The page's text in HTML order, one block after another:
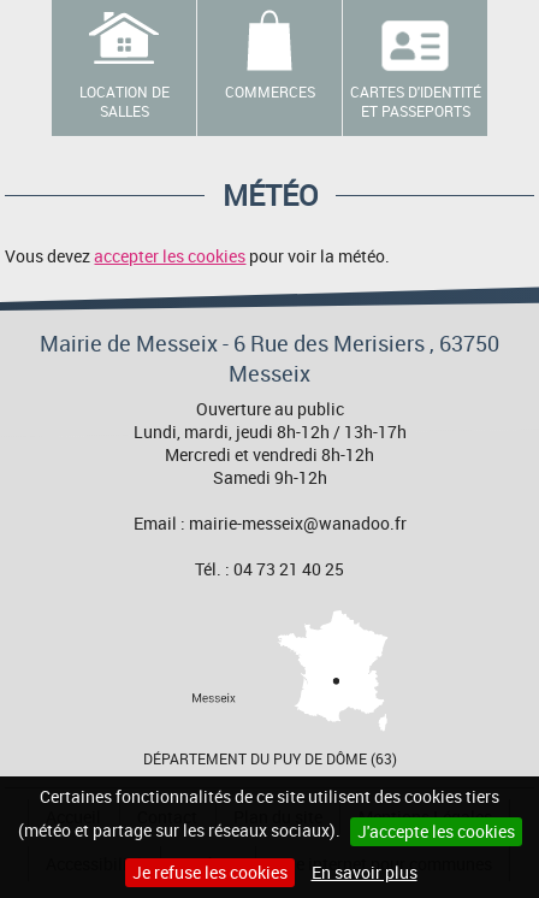
Certaines fonctionnalités de ce site utilisent des cookies tiers
(météo et partage sur les réseaux sociaux).
J'accepte les cookies
Je refuse les cookies
En savoir plus
LOCATION DE
SALLES
COMMERCES
CARTES D'IDENTITÉ
ET PASSEPORTS
MÉTÉO
Vous devezaccepter les cookies pour voir la météo.
Mairie de Messeix - 6 Rue des Merisiers , 63750
Messeix
Ouverture au public
Lundi, mardi, jeudi 8h-12h / 13h-17h
Mercredi et vendredi 8h-12h
Samedi 9h-12h
Email : mairie-messeix@wanadoo.fr
Tél. : 04 73 21 40 25
DÉPARTEMENT DU PUY DE DÔME (63)
Mentions Légales
Accessibilité Cookies Site internet pour communes